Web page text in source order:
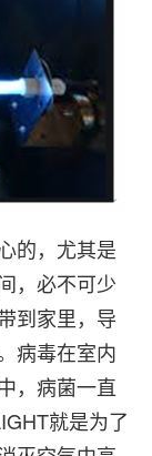
的，尤其是
，必不可少
到家里，导
病毒在室内
，病菌一直
就是为了